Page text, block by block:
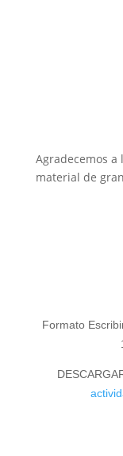
Agradecemos
material de
Formato